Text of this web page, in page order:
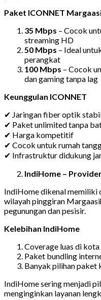
Paket ICONNET
35 Mbps – Cocok
streaming HD
50 Mbps – Ideal
perangkat
100 Mbps – Cocok
dan gaming tanpa lag
Keunggulan ICONNET
✔ Jaringan fiber optik
✔ Paket unlimited tanpa
✔ Harga kompetitif
✔ Cocok untuk rumah
✔ Infrastruktur didukung
IndiHome –
IndiHome dikenal memiliki
wilayah pinggiran
pegunungan dan pesisir.
Kelebihan IndiHome
Coverage luas di
Paket bundling
Banyak pilihan paket
IndiHome sering menjadi
menginginkan layanan